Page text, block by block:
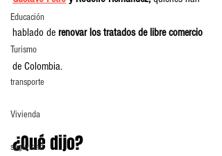
Educación
Turismo
transporte
Vivienda
seguridad
hablado de renovar los tratados de libre comercio
de Colombia.
¿Qué dijo?